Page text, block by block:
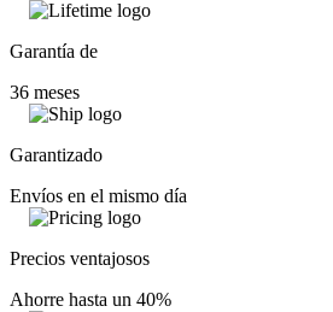
Garantía de
36 meses
Garantizado
Envíos en el mismo día
Precios ventajosos
Ahorre hasta un 40%